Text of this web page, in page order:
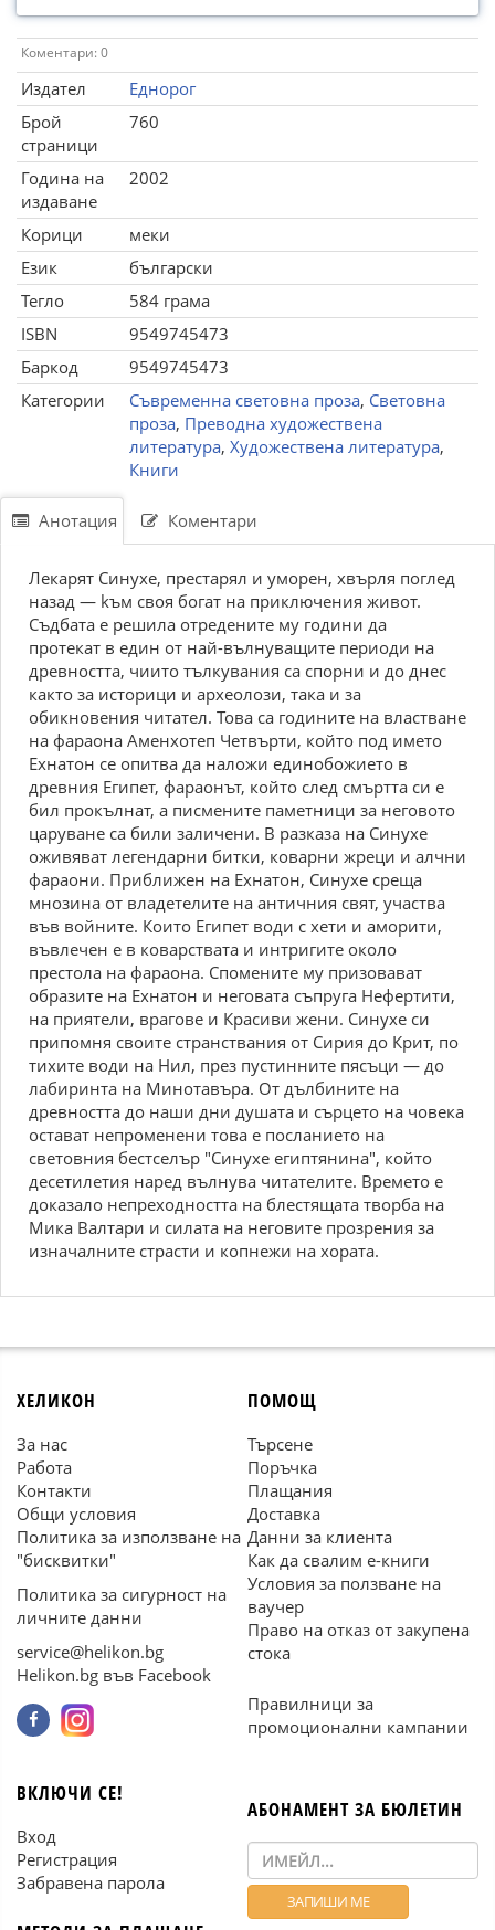
Коментари: 0
Издател
Еднорог
Брой
страници
760
Година на
издаване
2002
Корици
меки
Език
български
Тегло
584 грама
ISBN
9549745473
Баркод
9549745473
Категории
Съвременна световна проза, Световна
проза, Преводна художествена
литература, Художествена литература,
Книги
Анотация Коментари
Лекарят Синухе, престарял и уморен, хвърля поглед
назад — kъм своя богат на приключения живот.
Съдбата е решила отредените му години да
протекат в един от най-вълнуващите периоди на
древността, чиито тълкувания са спорни и до днес
както за историци и археолози, така и за
обикновения читател. Това са годините на властване
на фараона Аменхотеп Четвърти, който под името
Ехнатон се опитва да наложи единобожието в
древния Египет, фараонът, който след смъртта си е
бил прокълнат, а писмените паметници за неговото
царуване са били заличени. В разказа на Синухе
оживяват легендарни битки, коварни жреци и алчни
фараони. Приближен на Ехнатон, Синухе среща
мнозина от владетелите на античния свят, участва
във войните. Които Египет води с хети и аморити,
въвлечен е в коварствата и интригите около
престола на фараона. Спомените му призовават
образите на Ехнатон и неговата съпруга Нефертити,
на приятели, врагове и Красиви жени. Синухе си
припомня своите странствания от Сирия до Крит, по
тихите води на Нил, през пустинните пясъци — до
лабиринта на Минотавъра. От дълбините на
древността до наши дни душата и сърцето на човека
остават непроменени това е посланието на
световния бестселър "Синухе египтянина", който
десетилетия наред вълнува читателите. Времето е
доказало непреходността на блестящата творба на
Мика Валтари и силата на неговите прозрения за
изначалните страсти и копнежи на хората.
ХЕЛИКОН
За нас
Работа
Контакти
Общи условия
Политика за използване на
"бисквитки"
Политика за сигурност на
личните данни
service@helikon.bg
Helikon.bg във Facebook
ПОМОЩ
Търсене
Поръчка
Плащания
Доставка
Данни за клиента
Как да свалим е-книги
Условия за ползване на
ваучер
Право на отказ от закупена
стока
Правилници за
промоционални кампании
ВКЛЮЧИ СЕ!
Вход
Регистрация
Забравена парола
АБОНАМЕНТ ЗА БЮЛЕТИН